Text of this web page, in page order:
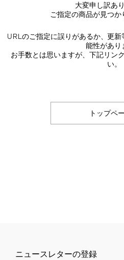
大変申し訳あ
ご指定の商品が見つか
URLのご指定に誤りがあるか、更
能性があり
お手数とは思いますが、下記リン
い。
トップペ
ニュースレターの登録